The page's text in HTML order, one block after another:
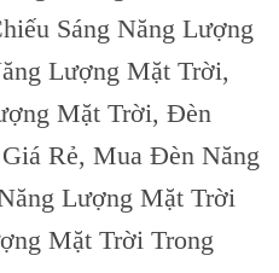
Sáng Năng Lượng
Lượng Mặt Trời,
Mặt Trời, Đèn
Rẻ, Mua Đèn Năng
Lượng Mặt Trời
Mặt Trời Trong